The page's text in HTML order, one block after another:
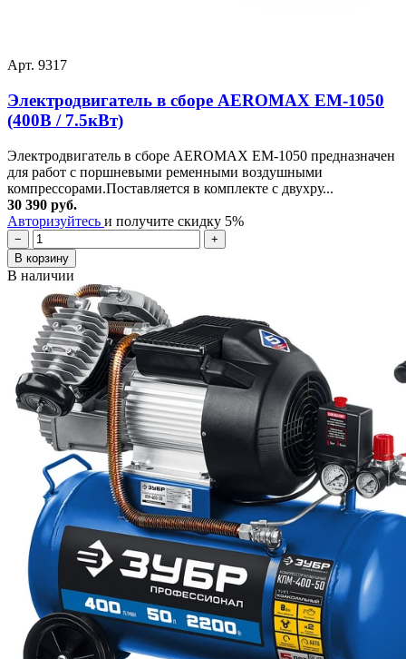
Арт. 9317
Электродвигатель в сборе AEROMAX EM-1050
(400В / 7.5кВт)
Электродвигатель в сборе AEROMAX EM-1050 предназначен
для работ с поршневыми ременными воздушными
компрессорами.Поставляется в комплекте с двухру...
30 390 руб.
Авторизуйтесь и получите скидку 5%
−
+
В корзину
В наличии